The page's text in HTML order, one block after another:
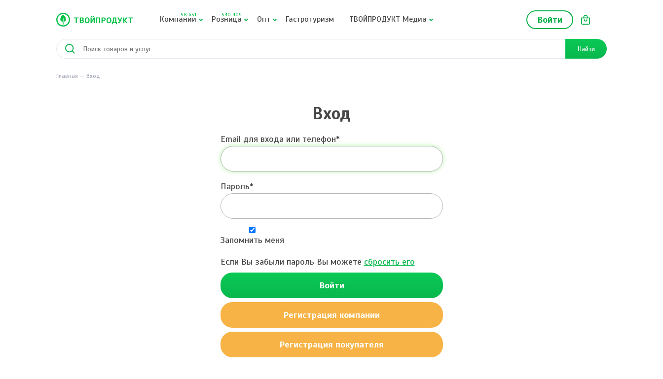
Войти
Компании
58 651 Розница
540 409 Опт Гастротуризм ТВОЙПРОДУКТ Медиа
Найти
Главная Вход
Вход
Email для входа или телефон
Пароль
Запомнить меня
Если Вы забыли пароль Вы можете сбросить его
Войти
Регистрация компании
Регистрация покупателя